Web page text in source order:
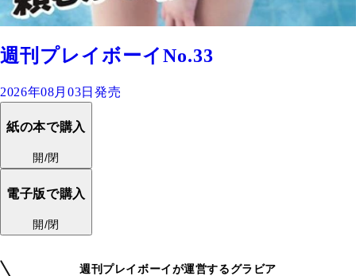
週刊プレイボーイNo.33
2026年08月03日発売
紙の本で購入
開/閉
電子版で購入
開/閉
週刊プレイボーイが運営するグラビア